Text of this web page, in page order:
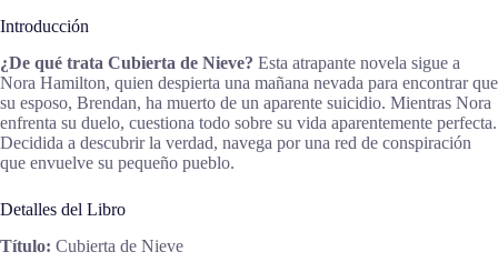
Introducción
¿De qué trata Cubierta de Nieve? Esta atrapante novela sigue a
Nora Hamilton, quien despierta una mañana nevada para encontrar que
su esposo, Brendan, ha muerto de un aparente suicidio. Mientras Nora
enfrenta su duelo, cuestiona todo sobre su vida aparentemente perfecta.
Decidida a descubrir la verdad, navega por una red de conspiración
que envuelve su pequeño pueblo.
Detalles del Libro
Título: Cubierta de Nieve